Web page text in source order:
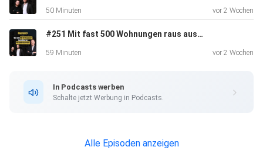
Operations) und warum klare Zuständigkeiten den Turbo
Acquisiteurs-Team, kreative Quellen (lokale Anzeigen,
50 Minuten vor 2 Wochen
#251 Mit fast 500 Wohnungen raus aus dem Konzern | Insights von Helge König
59 Minuten vor 2 Wochen
In Podcasts werben
Schalte jetzt Werbung in Podcasts.
Alle Episoden anzeigen